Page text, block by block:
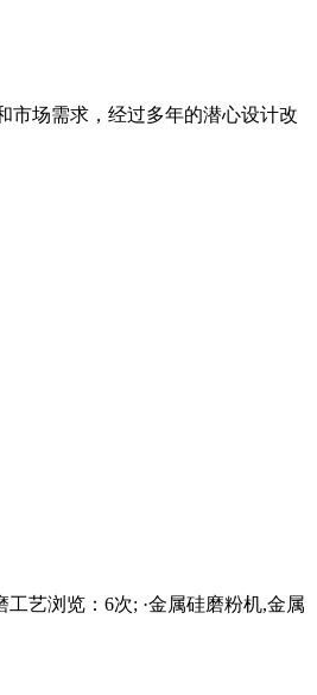
市场需求，经过多年的潜心设计改
艺浏览：6次; ·金属硅磨粉机,金属